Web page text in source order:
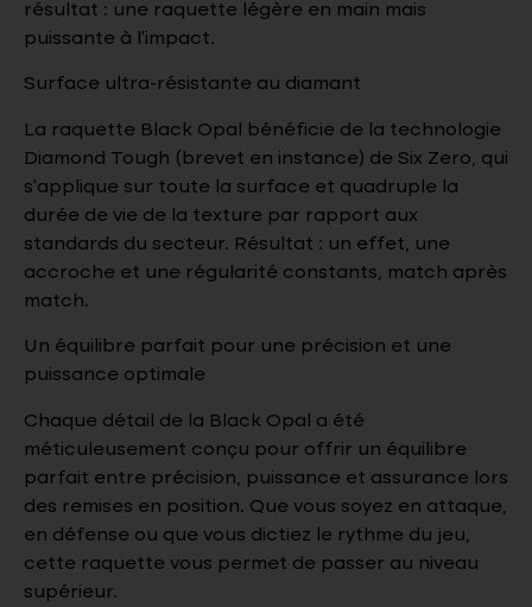
résultat : une raquette légère en main mais
puissante à l’impact.
Surface ultra-résistante au diamant
La raquette Black Opal bénéficie de la technologie
Diamond Tough (brevet en instance) de Six Zero, qui
s’applique sur toute la surface et quadruple la
durée de vie de la texture par rapport aux
standards du secteur. Résultat : un effet, une
accroche et une régularité constants, match après
match.
Un équilibre parfait pour une précision et une
puissance optimale
Chaque détail de la Black Opal a été
méticuleusement conçu pour offrir un équilibre
parfait entre précision, puissance et assurance lors
des remises en position. Que vous soyez en attaque,
en défense ou que vous dictiez le rythme du jeu,
cette raquette vous permet de passer au niveau
supérieur.